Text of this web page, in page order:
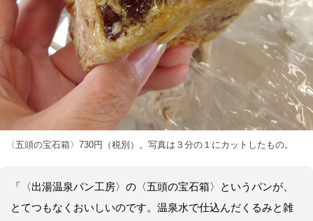
〈五頭の宝石箱〉730円（税別）。写真は３分の１にカットしたもの。
「〈出湯温泉パン工房〉の〈五頭の宝石箱〉というパンが、
とてつもなくおいしいのです。温泉水で仕込んだくるみと雑